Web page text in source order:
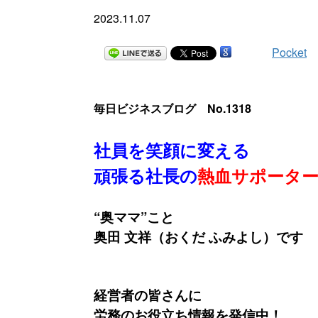
2023.11.07
Pocket
毎日ビジネスブログ No.1318
社員を笑顔に変える
頑張る社長の熱血サポーター
“奥ママ”こと
奥田 文祥（おくだ ふみよし）です
経営者の皆さんに